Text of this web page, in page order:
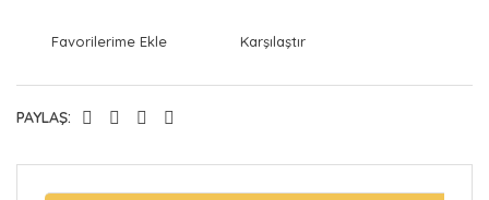
Karşılaştır
PAYLAŞ: